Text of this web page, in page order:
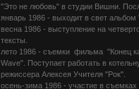
"Это не любовь" в студии Вишни.
январь 1986 - выходит в свет альбом
весна 1986 - выступление на
тексты.
лето 1986 - съемки фильма "Конец
Wave". Поступает работать в
режиссера Алексея Учителя "Рок".
осень-зима 1986 - участие в